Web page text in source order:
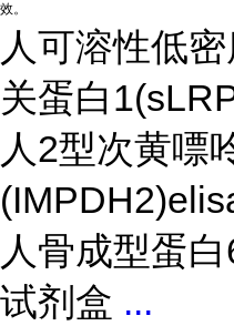
效。
人可溶性低
关蛋白
人2型次黄嘌
人骨成型蛋
试剂盒 ...